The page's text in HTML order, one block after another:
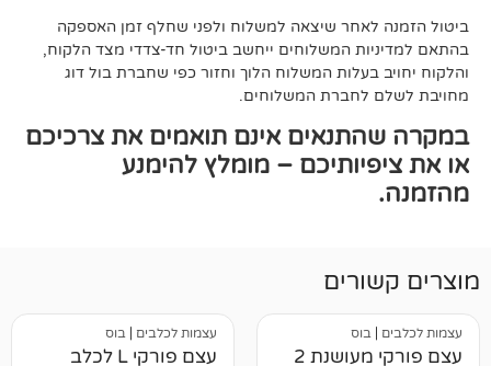
שיצאה למשלוח ולפני שחלף זמן האספקה
המשלוחים ייחשב ביטול חד-צדדי מצד הלקוח,
המשלוח הלוך וחזור כפי שחברת בול דוג
המשלוחים.
אינם תואמים את צרכיכם
– מומלץ להימנע
עצם פורקי מעושנת 2
עצם פורקי L לכלב